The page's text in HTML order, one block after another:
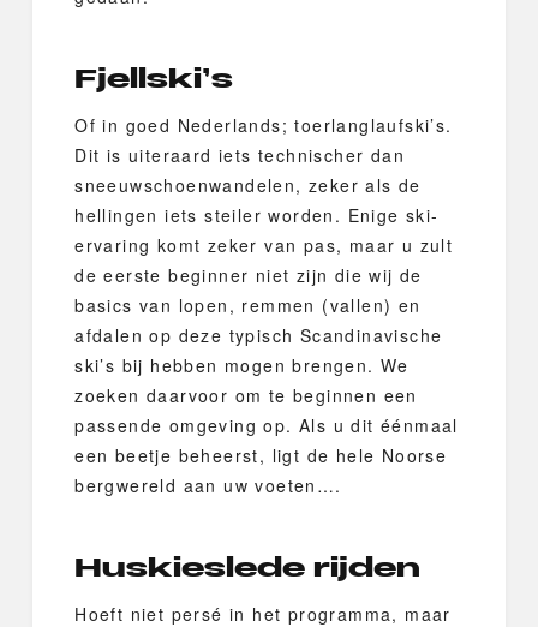
Fjellski’s
Of in goed Nederlands; toerlanglaufski’s.
Dit is uiteraard iets technischer dan
sneeuwschoenwandelen, zeker als de
hellingen iets steiler worden. Enige ski-
ervaring komt zeker van pas, maar u zult
de eerste beginner niet zijn die wij de
basics van lopen, remmen (vallen) en
afdalen op deze typisch Scandinavische
ski’s bij hebben mogen brengen. We
zoeken daarvoor om te beginnen een
passende omgeving op. Als u dit éénmaal
een beetje beheerst, ligt de hele Noorse
bergwereld aan uw voeten….
Huskieslede rijden
Hoeft niet persé in het programma, maar